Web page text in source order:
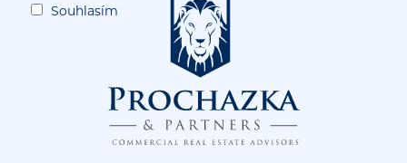
Souhlasím zpracováním osobních údajů